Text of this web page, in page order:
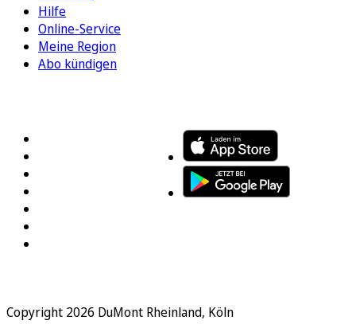
Hilfe
Online-Service
Meine Region
Abo kündigen
Copyright 2026 DuMont Rheinland, Köln